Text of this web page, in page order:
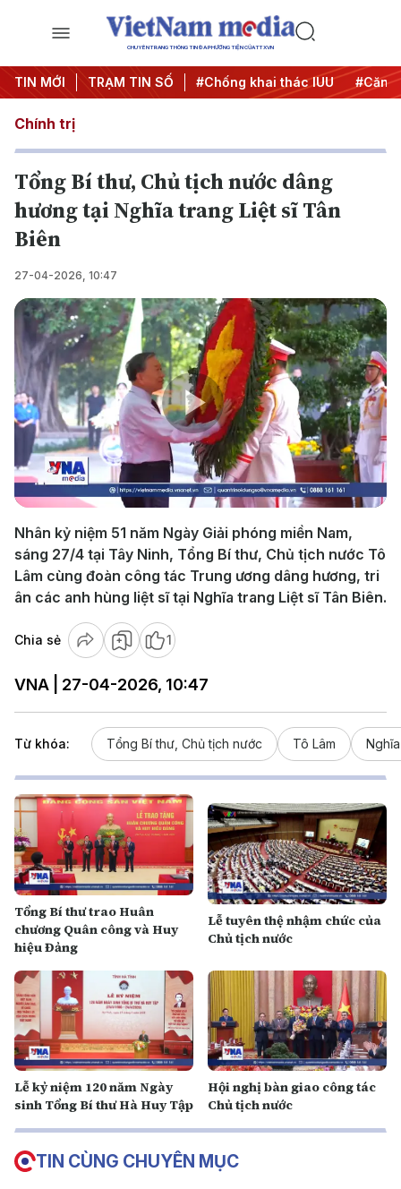
CHUYÊN TRANG THÔNG TIN ĐA PHƯƠNG TIỆN CỦA TTXVN
TIN MỚI TRẠM TIN SỐ
dịch 500 ngày đêm #Chống khai thác IUU #Căng
Chính trị
Tổng Bí thư, Chủ tịch nước dâng
hương tại Nghĩa trang Liệt sĩ Tân
Biên
27-04-2026, 10:47
Play
Video
Nhân kỷ niệm 51 năm Ngày Giải phóng miền Nam,
sáng 27/4 tại Tây Ninh, Tổng Bí thư, Chủ tịch nước Tô
Lâm cùng đoàn công tác Trung ương dâng hương, tri
ân các anh hùng liệt sĩ tại Nghĩa trang Liệt sĩ Tân Biên.
Chia sẻ 1
VNA | 27-04-2026, 10:47
Từ khóa: Tổng Bí thư, Chủ tịch nước Tô Lâm
Tổng Bí thư trao Huân
chương Quân công và Huy
hiệu Đảng
Lễ tuyên thệ nhậm chức của
Chủ tịch nước
Lễ kỷ niệm 120 năm Ngày
sinh Tổng Bí thư Hà Huy Tập
Hội nghị bàn giao công tác
Chủ tịch nước
TIN CÙNG CHUYÊN MỤC